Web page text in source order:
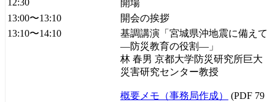
12:30
開場
13:00〜13:10
開会の挨拶
13:10〜14:10
基調講演「宮城県沖地震に備えて
—防災教育の役割—」
林 春男 京都大学防災研究所巨大
災害研究センター教授
概要メモ（事務局作成）
(PDF 79